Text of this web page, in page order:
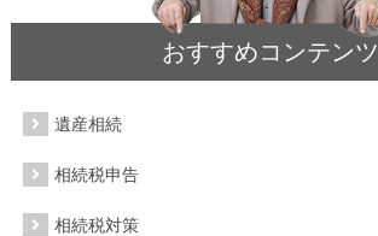
おすすめコンテンツ
遺産相続
相続税申告
相続税対策